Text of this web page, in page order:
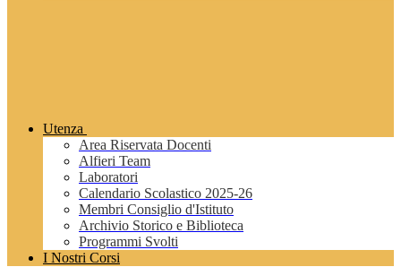
Utenza
Area Riservata Docenti
Alfieri Team
Laboratori
Calendario Scolastico 2025-26
Membri Consiglio d'Istituto
Archivio Storico e Biblioteca
Programmi Svolti
I Nostri Corsi